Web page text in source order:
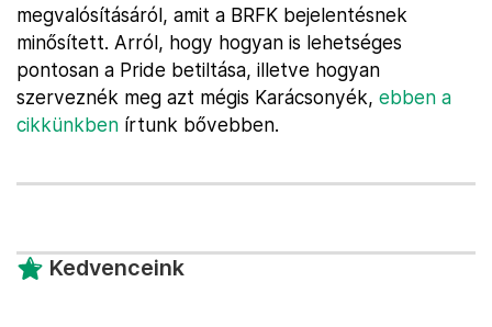
megvalósításáról, amit a BRFK bejelentésnek
minősített. Arról, hogy hogyan is lehetséges
pontosan a Pride betiltása, illetve hogyan
szerveznék meg azt mégis Karácsonyék, ebben a
cikkünkben írtunk bővebben.
Kedvenceink